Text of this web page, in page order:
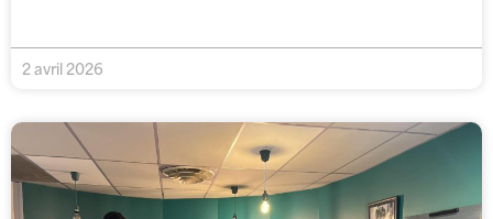
2 avril 2026